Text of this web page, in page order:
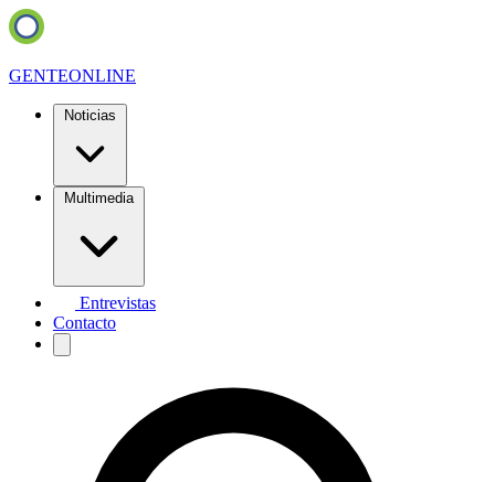
GENTEONLINE
Noticias
Multimedia
Entrevistas
Contacto